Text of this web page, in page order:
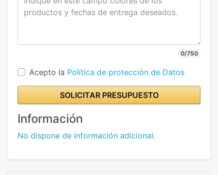
0/750
Acepto la Política de protección de Datos
SOLICITAR PRESUPUESTO
Información
No dispone de información adicional.